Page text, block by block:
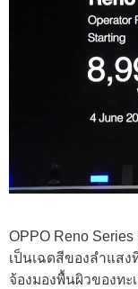
OPPO Reno
เป็นเฉดสีของลำแสง
จ้องมองพื้นผิวของท